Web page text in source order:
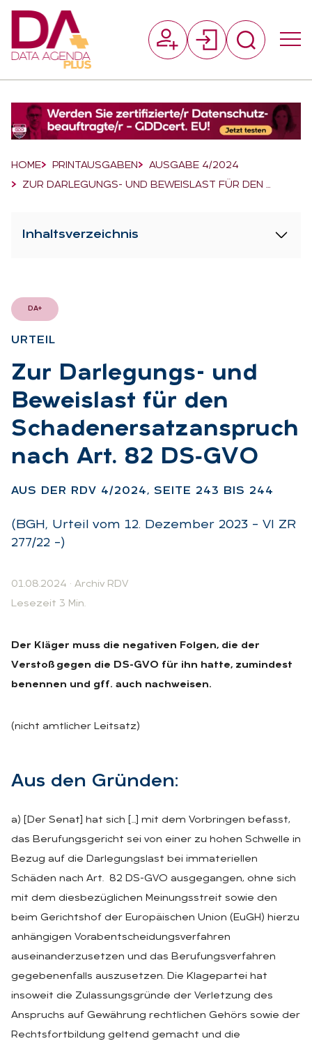
Breadcrumb-Navigation
HOME PRINTAUSGABEN
AUSGABE 4/2024
ZUR DARLEGUNGS- UND BEWEISLAST FÜR DEN …
Inhaltsverzeichnis
DA+
UR­TEIL
:
Zur Dar­le­gungs- und
Be­weis­last für den
Scha­den­er­satz­an­spruch
nach Art. 82 DS‑G­VO
AUS DER RDV 4/2024, SEI­TE 243 BIS 244
(BGH, Urteil vom 12. Dezember 2023 – VI ZR
277/22 –)
01.08.2024 · Archiv RDV
Lesezeit 3 Min.
Der Kläger muss die negativen Folgen, die der
Verstoß gegen die DS-GVO für ihn hatte, zumindest
benennen und gff. auch nachweisen.
(nicht amtlicher Leitsatz)
Aus den Grün­den:
a) [Der Senat] hat sich […] mit dem Vorbringen befasst,
das Berufungsgericht sei von einer zu hohen Schwelle in
Bezug auf die Darlegungslast bei immateriellen
Schäden nach Art. 82 DS-GVO ausgegangen, ohne sich
mit dem diesbezüglichen Meinungsstreit sowie den
beim Gerichtshof der Europäischen Union (EuGH) hierzu
anhängigen Vorabentscheidungsverfahren
auseinanderzusetzen und das Berufungsverfahren
gegebenenfalls auszusetzen. Die Klagepartei hat
insoweit die Zulassungsgründe der Verletzung des
Anspruchs auf Gewährung rechtlichen Gehörs sowie der
Rechtsfortbildung geltend gemacht und die